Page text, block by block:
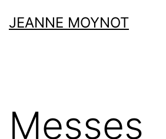
auJEANNE MOYNOT
Messes